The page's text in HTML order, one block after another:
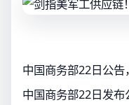
中国商务部22日公
中国商务部22日发